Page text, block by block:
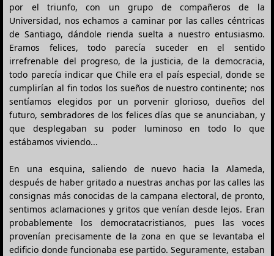
por el triunfo, con un grupo de compañeros de la
Universidad, nos echamos a caminar por las calles céntricas
de Santiago, dándole rienda suelta a nuestro entusiasmo.
Eramos felices, todo parecía suceder en el sentido
irrefrenable del progreso, de la justicia, de la democracia,
todo parecía indicar que Chile era el país especial, donde se
cumplirían al fin todos los sueños de nuestro continente; nos
sentíamos elegidos por un porvenir glorioso, dueños del
futuro, sembradores de los felices días que se anunciaban, y
que desplegaban su poder luminoso en todo lo que
estábamos viviendo...
En una esquina, saliendo de nuevo hacia la Alameda,
después de haber gritado a nuestras anchas por las calles las
consignas más conocidas de la campana electoral, de pronto,
sentimos aclamaciones y gritos que venían desde lejos. Eran
probablemente los democratacristianos, pues las voces
provenían precisamente de la zona en que se levantaba el
edificio donde funcionaba ese partido. Seguramente, estaban